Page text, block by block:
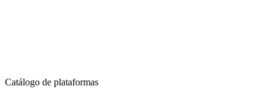
Catálogo de plataformas